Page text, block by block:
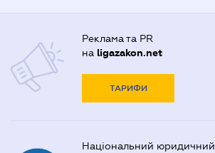
Реклама та PR
на ligazakon.net
ТАРИФИ
Національний юридичний